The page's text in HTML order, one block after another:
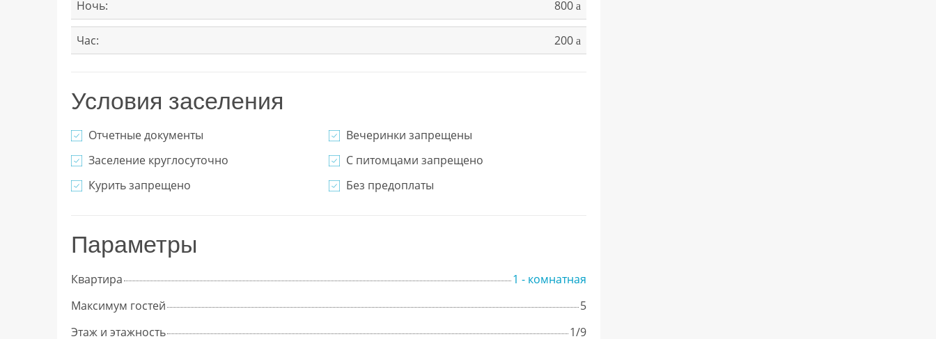
Ночь: 800 a
Час: 200 a
Условия заселения
Отчетные документы
Вечеринки запрещены
Заселение круглосуточно
С питомцами запрещено
Курить запрещено
Без предоплаты
Параметры
Квартира
1 - комнатная
Максимум гостей
5
Этаж и этажность
1/9